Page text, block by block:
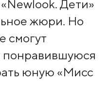
Дети»
жюри. Но
смогут
понравившуюся
юную «Мисс